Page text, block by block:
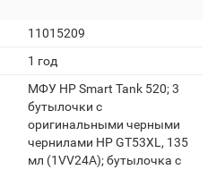
11015209
1 год
МФУ HP Smart Tank 520; 3
бутылочки с
оригинальными черными
чернилами HP GT53XL, 135
мл (1VV24A); бутылочка с